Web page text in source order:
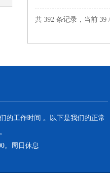
共 392 条记录，当前
的工作时间 。以下是我们的正常
。周日休息